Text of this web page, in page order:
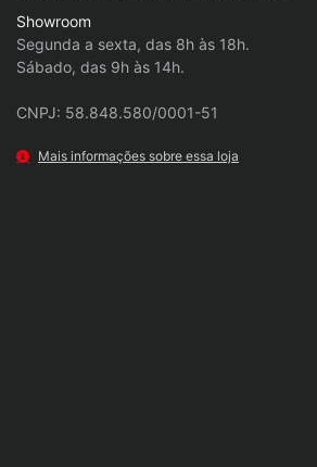
Showroom
Segunda a sexta, das 8h às 18h.
Sábado, das 9h às 14h.
CNPJ: 58.848.580/0001-51
Mais informações sobre essa loja